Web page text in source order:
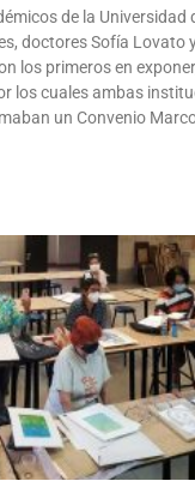
de la Universidad
doctores Sofía Lovato
los primeros en
los cuales ambas
un Convenio